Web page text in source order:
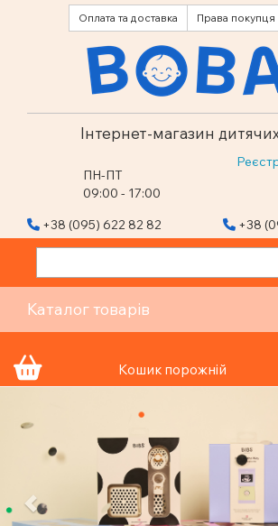
Оплата та доставка Права покупця
Інтернет-магазин
ПН-ПТ
09:00 - 17:00
+38 (095) 622 82 82 +38
Каталог товарів
Кошик порожній